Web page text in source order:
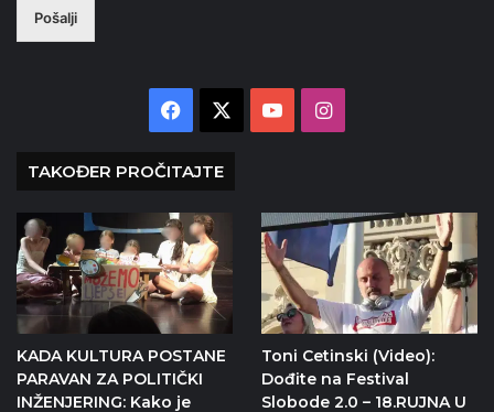
Pošalji
Facebook YouTubeInstagram
TAKOĐER PROČITAJTE
KADA KULTURA POSTANE
PARAVAN ZA POLITIČKI
INŽENJERING: Kako je
Toni Cetinski (Video):
Dođite na Festival
Slobode 2.0 – 18.RUJNA U